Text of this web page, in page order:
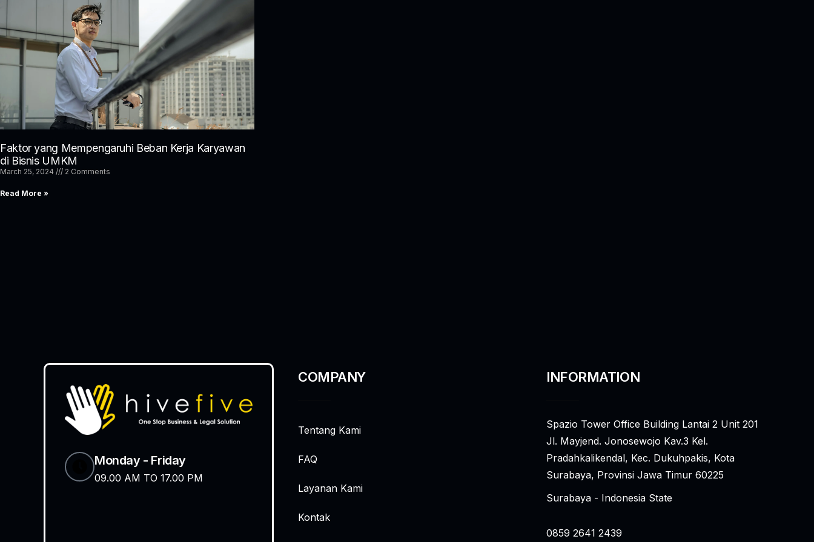
Faktor yang Mempengaruhi Beban Kerja Karyawan
di Bisnis UMKM
March 25, 2024 2 Comments
Read More »
Monday - Friday
09.00 AM TO 17.00 PM
COMPANY
Tentang Kami
FAQ
Layanan Kami
Kontak
INFORMATION
Spazio Tower Office Building Lantai 2 Unit 201
Jl. Mayjend. Jonosewojo Kav.3 Kel.
Pradahkalikendal, Kec. Dukuhpakis, Kota
Surabaya, Provinsi Jawa Timur 60225
Surabaya - Indonesia State
0859 2641 2439